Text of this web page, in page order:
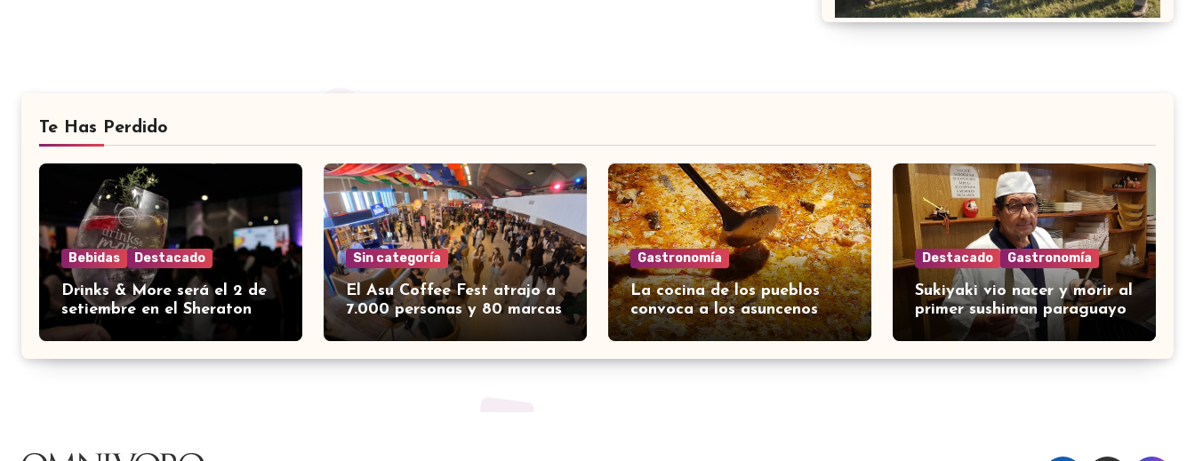
Te Has Perdido
Bebidas Destacado
Drinks & More será el 2 de
setiembre en el Sheraton
Sin categoría
El Asu Coffee Fest atrajo a
7.000 personas y 80 marcas
Gastronomía
La cocina de los pueblos
convoca a los asuncenos
Destacado Gastronomía
Sukiyaki vio nacer y morir al
primer sushiman paraguayo